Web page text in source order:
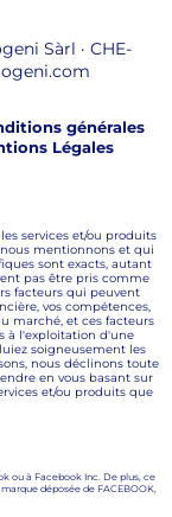
Sàrl · CHE-
générales
Légales
services et/ou produits
mentionnons et qui
sont exacts, autant
pas être pris comme
facteurs qui peuvent
vos compétences,
marché, et ces facteurs
à l'exploitation d'une
soigneusement les
nous déclinons toute
en vous basant sur
et/ou produits que
ou à Facebook Inc. De plus, ce
déposée de FACEBOOK,